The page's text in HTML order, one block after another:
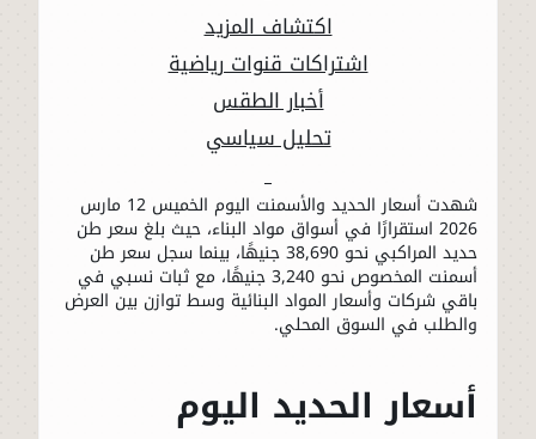
اكتشاف المزيد
اشتراكات قنوات رياضية
أخبار الطقس
تحليل سياسي
شهدت أسعار الحديد والأسمنت اليوم الخميس 12 مارس
2026 استقرارًا في أسواق مواد البناء، حيث بلغ سعر طن
حديد المراكبي نحو 38,690 جنيهًا، بينما سجل سعر طن
أسمنت المخصوص نحو 3,240 جنيهًا، مع ثبات نسبي في
باقي شركات وأسعار المواد البنائية وسط توازن بين العرض
والطلب في السوق المحلي.
أسعار الحديد اليوم